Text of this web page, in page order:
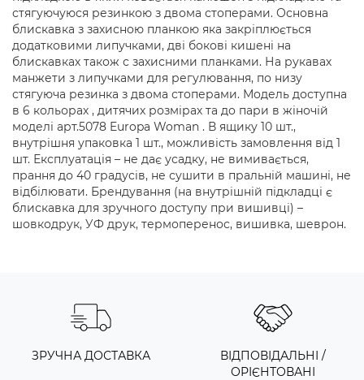
стягуючуюся резинкою з двома стоперами. Основна
блискавка з захисною планкою яка закріплюється
додатковими липучками, дві бокові кишені на
блискавках також с захисними планками. На рукавах
манжети з липучками для регулювання, по низу
стягуюча резинка з двома стоперами. Модель доступна
в 6 кольорах , дитячих розмірах та до пари в жіночій
моделі арт.5078 Europa Woman . В ящику 10 шт.,
внутрішня упаковка 1 шт., можливість замовлення від 1
шт. Експлуатація – не дає усадку, не вимивається,
прання до 40 градусів, не сушити в пральній машині, не
відбілювати. Брендування (на внутрішній підкладці є
блискавка для зручного доступу при вишивці) –
шовкодрук, УФ друк, термоперенос, вишивка, шеврон.
ЗРУЧНА ДОСТАВКА
ВІДПОВІДАЛЬНІ /
ОРІЄНТОВАНІ